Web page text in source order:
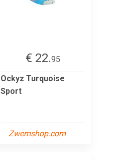
€ 22.95
Ockyz Turquoise
Sport
Zwemshop.com